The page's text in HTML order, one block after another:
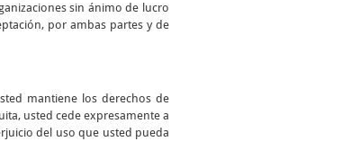
sin ánimo de lucro
por ambas partes y de
mantiene los derechos de
usted cede expresamente a
del uso que usted pueda